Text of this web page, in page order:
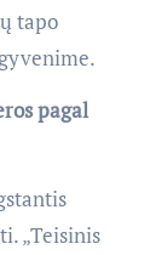
tapo
pagal
„Teisinis